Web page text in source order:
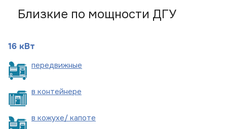
Близкие по мощности ДГУ
16 кВт
передвижные
в контейнере
в кожухе/ капоте